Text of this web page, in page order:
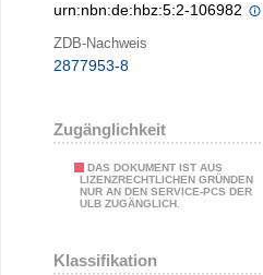
urn:nbn:de:hbz:5:2-106982
ZDB-Nachweis
2877953-8
Zugänglichkeit
DAS DOKUMENT IST AUS
LIZENZRECHTLICHEN GRÜNDEN
NUR AN DEN SERVICE-PCS DER
ULB ZUGÄNGLICH.
Klassifikation